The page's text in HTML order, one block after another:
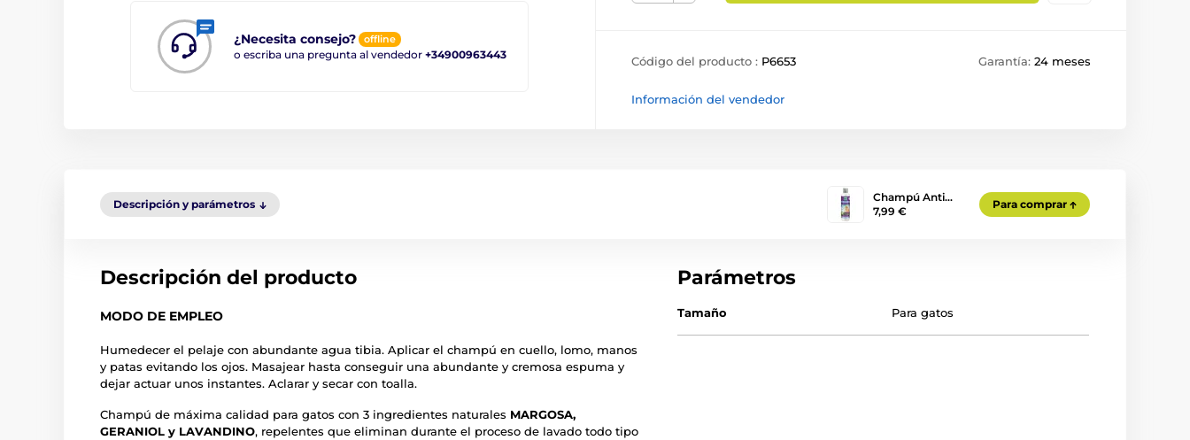
¿Necesita consejo? offline
o escriba una pregunta al vendedor +34900963443 Código del producto : P6653 Garantía: 24 meses
Información del vendedor
Descripción y parámetros
Champú Anti…
7,99 €
Para comprar
Descripción del producto
MODO DE EMPLEO
Humedecer el pelaje con abundante agua tibia. Aplicar el champú en cuello, lomo, manos
y patas evitando los ojos. Masajear hasta conseguir una abundante y cremosa espuma y
dejar actuar unos instantes. Aclarar y secar con toalla.
Champú de máxima calidad para gatos con 3 ingredientes naturales MARGOSA,
GERANIOL y LAVANDINO, repelentes que eliminan durante el proceso de lavado todo tipo
Parámetros
Tamaño Para gatos